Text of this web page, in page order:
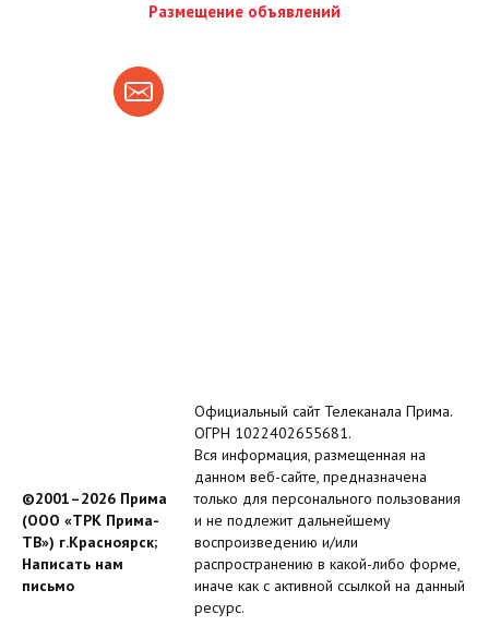
Размещение объявлений
©2001–2026 Прима
(ООО «ТРК Прима-
ТВ») г.Красноярск;
Написать нам
письмо
Официальный сайт Телеканала Прима.
ОГРН 1022402655681.
Вся информация, размещенная на
данном веб-сайте, предназначена
только для персонального пользования
и не подлежит дальнейшему
воспроизведению и/или
распространению в какой-либо форме,
иначе как с активной ссылкой на данный
ресурс.